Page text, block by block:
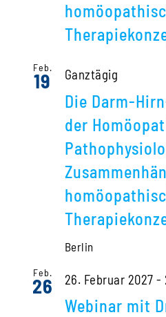
Feb.
19 Ganztägig
Die Darm-
der
Berlin
Feb.
26 26. Februar 2027 -
Webinar mit